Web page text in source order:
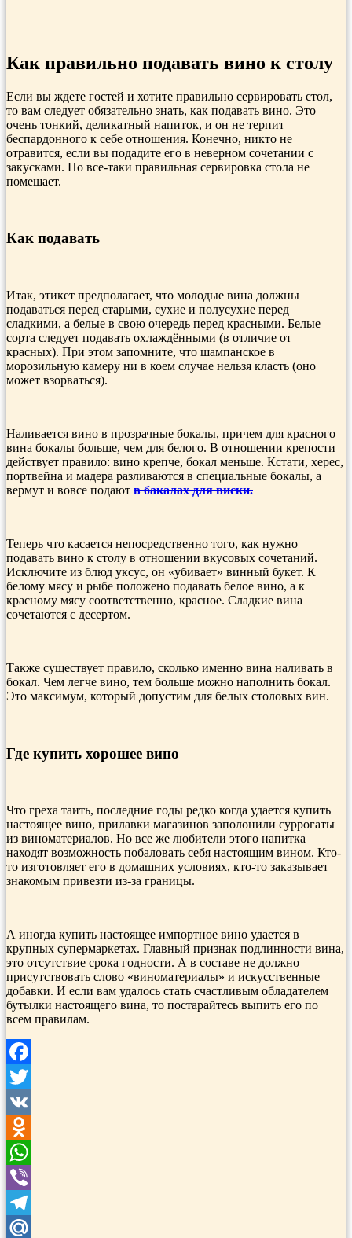
Как правильно подавать вино к столу
Если вы ждете гостей и хотите правильно сервировать стол,
то вам следует обязательно знать, как подавать вино. Это
очень тонкий, деликатный напиток, и он не терпит
беспардонного к себе отношения. Конечно, никто не
отравится, если вы подадите его в неверном сочетании с
закусками. Но все-таки правильная сервировка стола не
помешает.
Как подавать
Итак, этикет предполагает, что молодые вина должны
подаваться перед старыми, сухие и полусухие перед
сладкими, а белые в свою очередь перед красными. Белые
сорта следует подавать охлаждёнными (в отличие от
красных). При этом запомните, что шампанское в
морозильную камеру ни в коем случае нельзя класть (оно
может взорваться).
Наливается вино в прозрачные бокалы, причем для красного
вина бокалы больше, чем для белого. В отношении крепости
действует правило: вино крепче, бокал меньше. Кстати, херес,
портвейна и мадера разливаются в специальные бокалы, а
вермут и вовсе подают в бакалах для виски.
Теперь что касается непосредственно того, как нужно
подавать вино к столу в отношении вкусовых сочетаний.
Исключите из блюд уксус, он «убивает» винный букет. К
белому мясу и рыбе положено подавать белое вино, а к
красному мясу соответственно, красное. Сладкие вина
сочетаются с десертом.
Также существует правило, сколько именно вина наливать в
бокал. Чем легче вино, тем больше можно наполнить бокал.
Это максимум, который допустим для белых столовых вин.
Где купить хорошее вино
Что греха таить, последние годы редко когда удается купить
настоящее вино, прилавки магазинов заполонили суррогаты
из виноматериалов. Но все же любители этого напитка
находят возможность побаловать себя настоящим вином. Кто-
то изготовляет его в домашних условиях, кто-то заказывает
знакомым привезти из-за границы.
А иногда купить настоящее импортное вино удается в
крупных супермаркетах. Главный признак подлинности вина,
это отсутствие срока годности. А в составе не должно
присутствовать слово «виноматериалы» и искусственные
добавки. И если вам удалось стать счастливым обладателем
бутылки настоящего вина, то постарайтесь выпить его по
всем правилам.
Facebook
Twitter
VK
Odnoklassniki
WhatsApp
Viber
Telegram